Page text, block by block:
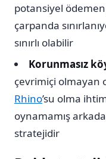
potansiyel
çarpanda
sınırlı olabilir
Korunmasız
çevrimiçi olmayan
Rhino’su olma
oynamamış
stratejidir